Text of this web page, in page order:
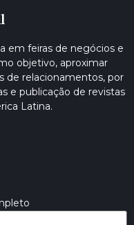
em feiras de negócios e
objetivo, aproximar
de relacionamentos, por
e publicação de revistas
Latina.